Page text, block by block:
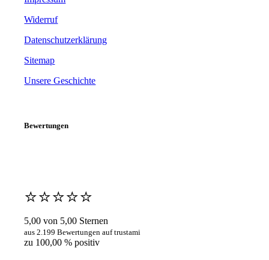
Widerruf
Datenschutzerklärung
Sitemap
Unsere Geschichte
Bewertungen
⭐️⭐️⭐️⭐️⭐️
5,00 von 5,00 Sternen
aus 2.199 Bewertungen auf trustami
zu 100,00 % positiv